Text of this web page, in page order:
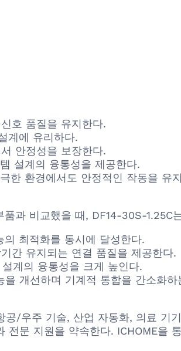
호 품질을 유지한다.
계에 유리하다.
안정성을 보장한다.
설계의 융통성을 제공한다.
한 환경에서도 안정적인 작동을 유
과 비교했을 때, DF14-30S-1.25C
최적화를 동시에 달성한다.
간 유지되는 연결 품질을 제공한다.
계의 융통성을 크게 높인다.
개선하며 기계적 통합을 간소화
/우주 기술, 산업 자동화, 의료 기
문 지원을 약속한다. ICHOME을